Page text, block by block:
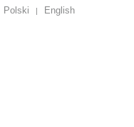
Polski | English